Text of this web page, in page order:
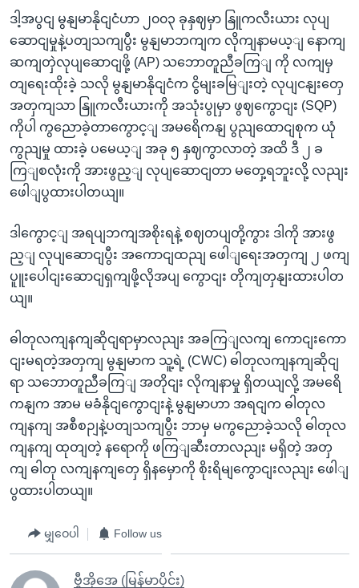
ဒါ့အပွငျ မွနျမာနိုငျငံဟာ ၂၀၀၃ ခုနှဈမှာ နြူကလီးယား လုပျ
ဆောငျမှုနဲ့ပတျသကျပွီး မွနျမာဘကျက လိုကျနာမယ့ျ နောကျ
ဆကျတှဲလုပျဆောငျဖို့ (AP) သဘောတူညီခကြျ ကို လကျမှ
တျရေးထိုးခဲ့ သလို မွနျမာနိုငျငံက ငွိမျးခမြျးတဲ့ လုပျငနျးတှေ
အတှကျသာ နြူကလီးယားကို အသုံးပွုမှာ ဖွဈကွောငျး (SQP)
ကိုပါ ကွညောခဲ့တာကွောင့ျ အမရေိကနျ ပွညျထောငျစုက ယုံ
ကွညျမှု ထားခဲ့ ပမေယ့ျ အခု ၅ နှဈကွာလာတဲ့ အထိ ဒီ ၂ ခ
ကြျစလုံးကို အားဖွည့ျ လုပျဆောငျတာ မတှေ့ရဘူးလို့ လညျး
ဖေါျပွထားပါတယျ။
ဒါကွောင့ျ အရပျဘကျအစိုးရနဲ့ စဈတပျတို့ကွား ဒါကို အားဖွ
ည့ျ လုပျဆောငျပွီး အကောငျထညျ ဖေါျရေးအတှကျ ၂ ဖကျ
ပူူးပေါငျးဆောငျရှကျဖို့လိုအပျ ကွောငျး တိုကျတှနျးထားပါတ
ယျ။
ဓါတုလကျနကျဆိုငျရာမှာလညျး အခကြျလကျ ကောငျးကော
ငျးမရတဲ့အတှကျ မွနျမာက သူ့ရဲ့ (CWC) ဓါတုလကျနကျဆိုငျ
ရာ သဘောတူညီခကြျ အတိုငျး လိုကျနာမှု ရှိတယျလို့ အမရေိ
ကနျက အာမ မခံနိုငျကွောငျးနဲ့ မွနျမာဟာ အရငျက ဓါတုလ
ကျနကျ အစီစဉျနဲ့ပတျသကျပွီး ဘာမှ မကွညောခဲ့သလို ဓါတုလ
ကျနကျ ထုတျတဲ့ နရောကို ဖကြျဆီးတာလညျး မရှိတဲ့ အတှ
ကျ ဓါတု လကျနကျတှေ ရှိနမှောကို စိုးရိမျကွောငျးလညျး ဖေါျ
ပွထားပါတယျ။
မျှဝေပါ Follow us
ဗွီအိုအေ (မြန်မာပိုင်း)